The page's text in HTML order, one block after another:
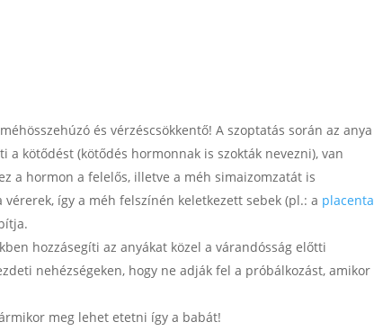
és vérzéscsökkentő! A szoptatás során az anya
kötődést (kötődés hormonnak is szokták nevezni), van
a hormon a felelős, illetve a méh simaizomzatát is
így a méh felszínén keletkezett sebek (pl.: a placenta
hozzásegíti az anyákat közel a várandósság előtti
nehézségeken, hogy ne adják fel a próbálkozást, amikor
meg lehet etetni így a babát!